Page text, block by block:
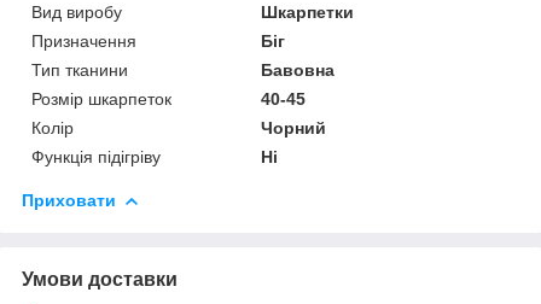
Вид виробу
Шкарпетки
Призначення
Біг
Тип тканини
Бавовна
Розмір шкарпеток
40-45
Колір
Чорний
Функція підігріву
Ні
Приховати
Умови доставки